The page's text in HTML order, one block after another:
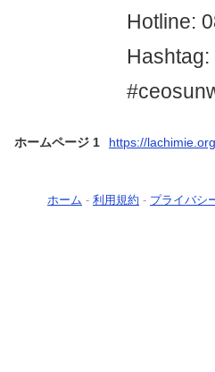
Hotline:
ホームページ 1 https://
ホーム - 利用規約 - プライバシ